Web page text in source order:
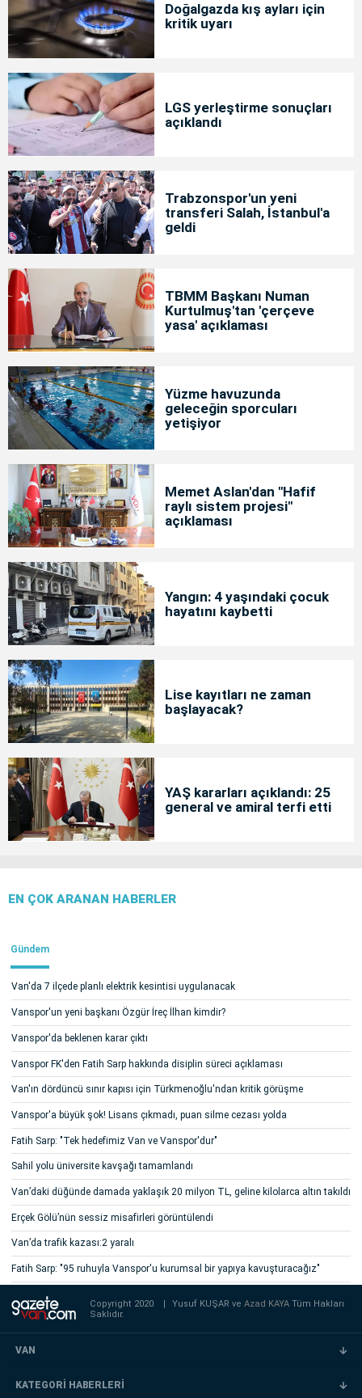
Doğalgazda kış ayları için
kritik uyarı
LGS yerleştirme sonuçları
açıklandı
Trabzonspor'un yeni
transferi Salah, İstanbul'a
geldi
TBMM Başkanı Numan
Kurtulmuş'tan 'çerçeve
yasa' açıklaması
Yüzme havuzunda
geleceğin sporcuları
yetişiyor
Memet Aslan'dan "Hafif
raylı sistem projesi"
açıklaması
Yangın: 4 yaşındaki çocuk
hayatını kaybetti
Lise kayıtları ne zaman
başlayacak?
YAŞ kararları açıklandı: 25
general ve amiral terfi etti
EN ÇOK ARANAN HABERLER
Gündem
Van'da 7 ilçede planlı elektrik kesintisi uygulanacak
Vanspor'un yeni başkanı Özgür İreç İlhan kimdir?
Vanspor'da beklenen karar çıktı
Vanspor FK'den Fatih Sarp hakkında disiplin süreci açıklaması
Van'ın dördüncü sınır kapısı için Türkmenoğlu'ndan kritik görüşme
Vanspor'a büyük şok! Lisans çıkmadı, puan silme cezası yolda
Fatih Sarp: "Tek hedefimiz Van ve Vanspor'dur"
Sahil yolu üniversite kavşağı tamamlandı
Van’daki düğünde damada yaklaşık 20 milyon TL, geline kilolarca altın takıldı
Erçek Gölü’nün sessiz misafirleri görüntülendi
Van’da trafik kazası:2 yaralı
Fatih Sarp: "95 ruhuyla Vanspor'u kurumsal bir yapıya kavuşturacağız"
Copyright 2020 | Yusuf KUŞAR veAzad KAYATüm Hakları
Saklıdır.
VAN
KATEGORİ HABERLERİ